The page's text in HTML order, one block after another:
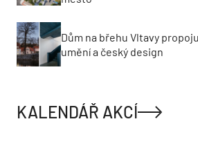
Dům na břehu Vltavy
umění a český design
KALENDÁŘ AKCÍ